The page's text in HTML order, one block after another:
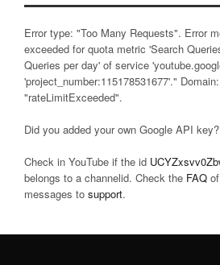
Error type: "Too Many Requests". Error
exceeded for quota metric 'Search
Queries per day' of service
'project_number:115178531677'."
"rateLimitExceeded".
Did you added your own Google API
Check in YouTube if the id
belongs to a channelid. Check the FAQ
messages to support.